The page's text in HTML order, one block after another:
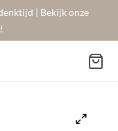
| Bekijk onze
!